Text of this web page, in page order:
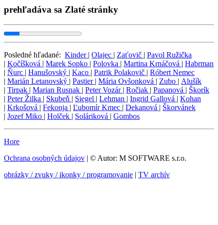
prehľadáva sa Zlaté stránky
Posledné hľadané: Kinder | Olajec | Zaťovič | Pavol Ružička
| Kočíšková | Marek Sopko | Polovka | Martina Krnáčová | Habrman
| Ňurc | Hanušovský | Kaco | Patrik Polakovič | Róbert Nemec
| Marián Letanovský | Pastier | Mária Ovšonková | Zubo | Alušík
| Tirpak | Marian Rusnak | Peter Vozár | Ročiak | Papanová | Škorík
| Peter Žilka | Skubeň | Siegel | Lehman | Ingrid Gallová | Kohan
| Krkošová | Fekonja | Ľubomír Kmec | Dekanová | Škorvánek
| Jozef Miko | Holček | Soláriková | Gombos
Hore
Ochrana osobných údajov | © Autor: M SOFTWARE s.r.o.
obrázky / zvuky / ikonky / programovanie | TV archív